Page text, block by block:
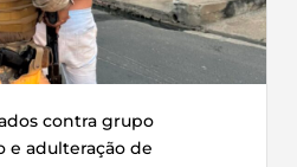
contra grupo
e adulteração de